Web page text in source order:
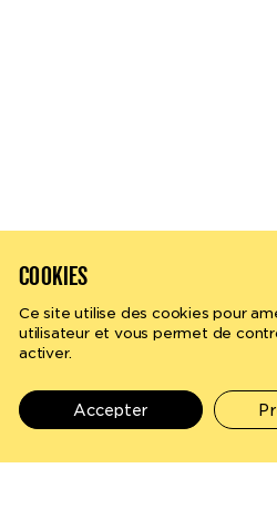
Rechercher
COOKIES
Ce site utilise des cookies pour
utilisateur et vous permet de
activer.
Accepter